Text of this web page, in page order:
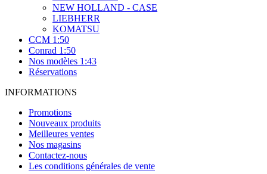
NEW HOLLAND - CASE
LIEBHERR
KOMATSU
CCM 1:50
Conrad 1:50
Nos modèles 1:43
Réservations
INFORMATIONS
Promotions
Nouveaux produits
Meilleures ventes
Nos magasins
Contactez-nous
Les conditions générales de vente